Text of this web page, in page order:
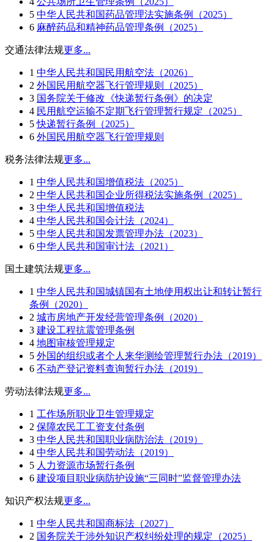
5 中华人民共和国药品管理法实施条例（2025）
6 麻醉药品和精神药品管理条例（2025）
交通法律法规更多...
1 中华人民共和国民用航空法（2026）
2 外国民用航空器飞行管理规则（2025）
3 国务院关于修改《快递暂行条例》的决定
4 民用航空运输不定期飞行管理暂行规定（2025）
5 快递暂行条例（2025）
6 外国民用航空器飞行管理规则
税务法律法规更多...
1 中华人民共和国增值税法（2025）
2 中华人民共和国企业所得税法实施条例（2025）
3 中华人民共和国增值税法
4 中华人民共和国会计法（2024）
5 中华人民共和国发票管理办法（2023）
6 中华人民共和国审计法（2021）
国土建筑法规更多...
1 中华人民共和国城镇国有土地使用权出让和转让暂行
条例（2020）
2 城市房地产开发经营管理条例（2020）
3 建设工程抗震管理条例
4 地图审核管理规定
5 外国的组织或者个人来华测绘管理暂行办法（2019）
6 不动产登记资料查询暂行办法（2019）
劳动法律法规更多...
1 工作场所职业卫生管理规定
2 保障农民工工资支付条例
3 中华人民共和国职业病防治法（2019）
4 中华人民共和国劳动法（2019）
5 人力资源市场暂行条例
6 建设项目职业病防护设施“三同时”监督管理办法
知识产权法规更多...
1 中华人民共和国商标法（2027）
2 国务院关于涉外知识产权纠纷处理的规定（2025）